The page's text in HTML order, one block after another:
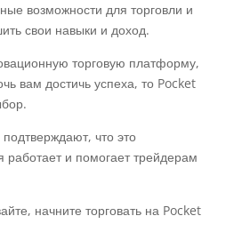
возможности для торговли и
свои навыки и доход.
торговую платформу,
вам достичь успеха, то Pocket
что это
работает и помогает трейдерам
начните торговать на Pocket